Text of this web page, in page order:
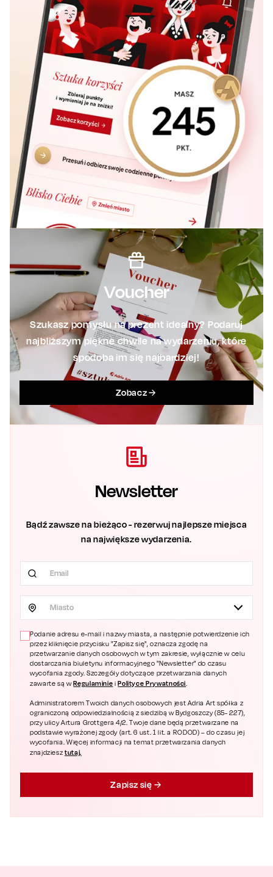
Voucher
Szukasz pomysłu na prezent idealny? Podaruj
najbliższym piękne chwile na wydarzeniu, które
spodoba im się najbardziej!
Zobacz
Newsletter
Bądź zawsze na bieżąco - rezerwuj najlepsze miejsca
na największe wydarzenia.
Miasto
Podanie adresu e-mail i nazwy miasta, a następnie potwierdzenie ich
przez kliknięcie przycisku "Zapisz się", oznacza zgodę na
przetwarzanie danych osobowych w tym zakresie, wyłącznie w celu
dostarczania biuletynu informacyjnego "Newsletter" do czasu
wycofania zgody. Szczegóły dotyczące przetwarzania danych
zawarte są wRegulaminie iPolityce Prywatności
Administratorem Twoich danych osobowych jest Adria Art spółka z
ograniczoną odpowiedzialnością z siedzibą w Bydgoszczy (85- 227),
przy ulicy Artura Grottgera 4/2. Twoje dane będą przetwarzane na
podstawie wyrażonej zgody (art. 6 ust. 1 lit. a RODOD) – do czasu jej
wycofania. Więcej informacji na temat przetwarzania danych
znajdziesztutaj.
Zapisz się